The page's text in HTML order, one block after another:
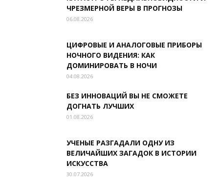
ЧРЕЗМЕРНОЙ ВЕРЫ В ПРОГНОЗЫ
06.08.2026
ЦИФРОВЫЕ И АНАЛОГОВЫЕ ПРИБОРЫ
НОЧНОГО ВИДЕНИЯ: КАК
ДОМИНИРОВАТЬ В НОЧИ
04.08.2026
БЕЗ ИННОВАЦИЙ ВЫ НЕ СМОЖЕТЕ
ДОГНАТЬ ЛУЧШИХ
01.08.2026
УЧЕНЫЕ РАЗГАДАЛИ ОДНУ ИЗ
ВЕЛИЧАЙШИХ ЗАГАДОК В ИСТОРИИ
ИСКУССТВА
30.07.2026